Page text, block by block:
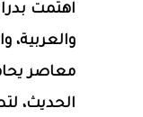
اهتمت
والعربية،
معاصر
الحديث،